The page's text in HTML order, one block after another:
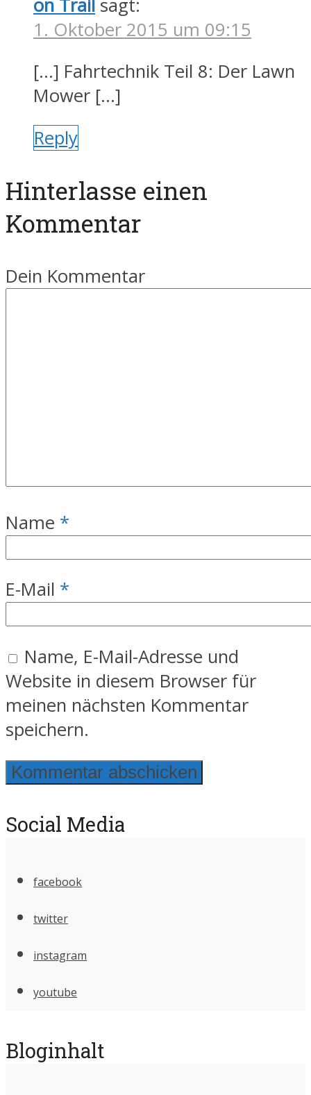
on Trail sagt:
1. Oktober 2015 um 09:15
[…] Fahrtechnik Teil 8: Der Lawn
Mower […]
Reply
Hinterlasse einen
Kommentar
Dein Kommentar
Name *
E-Mail *
Name, E-Mail-Adresse und
Website in diesem Browser für
meinen nächsten Kommentar
speichern.
Social Media
facebook
twitter
instagram
youtube
Bloginhalt